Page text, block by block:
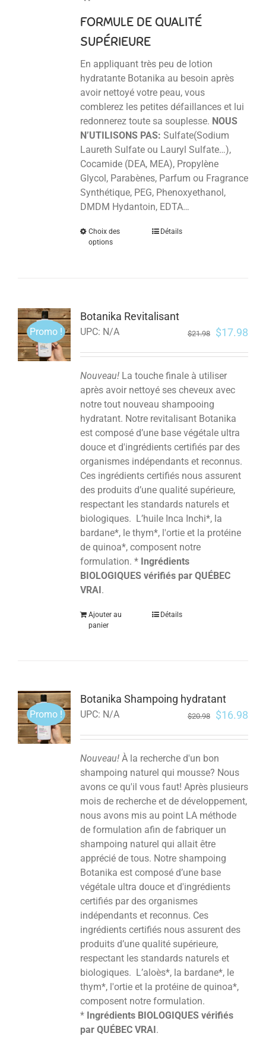
FORMULE DE QUALITÉ
SUPÉRIEURE
En appliquant très peu de lotion
hydratante Botanika au besoin après
avoir nettoyé votre peau, vous
comblerez les petites défaillances et lui
redonnerez toute sa souplesse. NOUS
N’UTILISONS PAS: Sulfate(Sodium
Laureth Sulfate ou Lauryl Sulfate…),
Cocamide (DEA, MEA), Propylène
Glycol, Parabènes, Parfum ou Fragrance
Synthétique, PEG, Phenoxyethanol,
DMDM Hydantoin, EDTA…
Choix des
options
Détails
Promo !
Botanika Revitalisant
UPC: N/A $21.98 $17.98
Nouveau!La touche finale à utiliser
après avoir nettoyé ses cheveux avec
notre tout nouveau shampooing
hydratant. Notre revitalisant Botanika
est composé d’une base végétale ultra
douce et d'ingrédients certifiés par des
organismes indépendants et reconnus.
Ces ingrédients certifiés nous assurent
des produits d’une qualité supérieure,
respectant les standards naturels et
biologiques. L’huile Inca Inchi*, la
bardane*, le thym*, l'ortie et la protéine
de quinoa*, composent notre
formulation. *Ingrédients
BIOLOGIQUES vérifiés par QUÉBEC
VRAI.
Ajouter au
panier
Détails
Promo !
Botanika Shampoing hydratant
UPC: N/A $20.98 $16.98
Nouveau!À la recherche d'un bon
shampoing naturel qui mousse? Nous
avons ce qu'il vous faut! Après plusieurs
mois de recherche et de développement,
nous avons mis au point LA méthode
de formulation afin de fabriquer un
shampoing naturel qui allait être
apprécié de tous. Notre shampoing
Botanika est composé d’une base
végétale ultra douce et d'ingrédients
certifiés par des organismes
indépendants et reconnus. Ces
ingrédients certifiés nous assurent des
produits d’une qualité supérieure,
respectant les standards naturels et
biologiques. L’aloès*, la bardane*, le
thym*, l'ortie et la protéine de quinoa*,
composent notre formulation.
*Ingrédients BIOLOGIQUES vérifiés
par QUÉBEC VRAI.